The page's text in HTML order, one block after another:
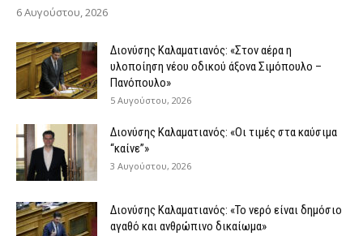
6 Αυγούστου, 2026
Διονύσης Καλαματιανός: «Στον αέρα η
υλοποίηση νέου οδικού άξονα Σιμόπουλο –
Πανόπουλο»
5 Αυγούστου, 2026
Διονύσης Καλαματιανός: «Οι τιμές στα καύσιμα
“καίνε”»
3 Αυγούστου, 2026
Διονύσης Καλαματιανός: «Το νερό είναι δημόσιο
αγαθό και ανθρώπινο δικαίωμα»